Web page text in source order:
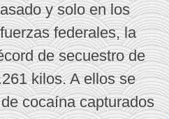
y solo en los
federales, la
de secuestro de
kilos. A ellos se
cocaína capturados